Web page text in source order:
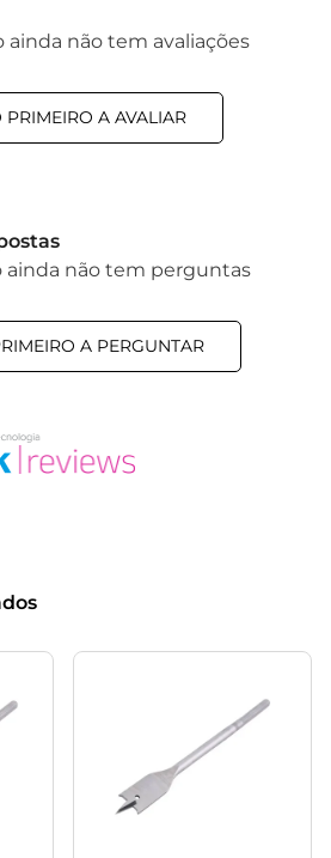
ainda não tem avaliações
PRIMEIRO A AVALIAR
ainda não tem perguntas
A PERGUNTAR